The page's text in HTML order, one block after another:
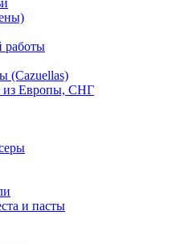
работы
(Cazuellas)
из Европы, СНГ
и пасты